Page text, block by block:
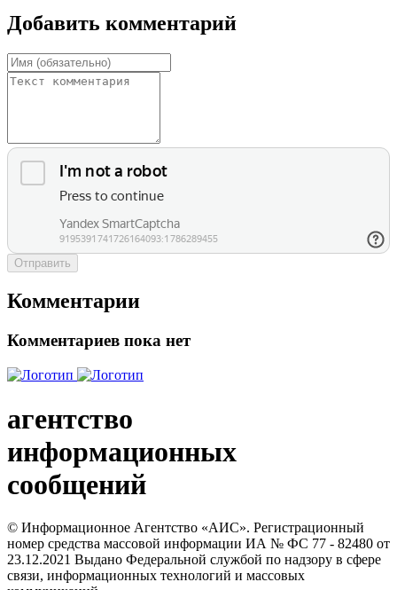
Добавить комментарий
Отправить
Комментарии
Комментариев пока нет
агентство
информационных
сообщений
© Информационное Агентство «АИС». Регистрационный
номер средства массовой информации ИА № ФС 77 - 82480 от
23.12.2021 Выдано Федеральной службой по надзору в сфере
связи, информационных технологий и массовых